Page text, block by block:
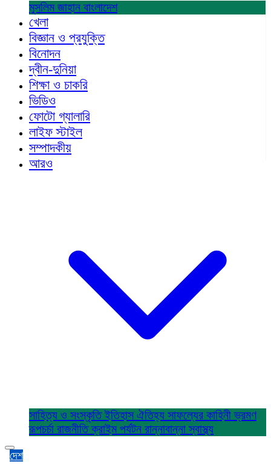
মুসলিম জাহান বাংলাদেশ
খেলা
বিজ্ঞান ও প্রযুক্তি
বিনোদন
দ্বীন-দুনিয়া
শিক্ষা ও চাকরি
ভিডিও
ফোটো গ্যালারি
লাইফ স্টাইল
সম্পাদকীয়
আরও
সাহিত্য ও সংস্কৃতিইতিহাস ঐতিহ্য সাফল্যের কাহিনীভ্রমণ
রূপচর্চা রাজনীতিক্রাইম পর্যটন রান্নাবান্নাস্বাস্থ্য
দেশ